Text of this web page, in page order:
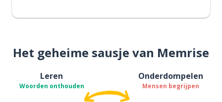
Het geheime sausje van Memrise
Leren
Woorden onthouden
Onderdompelen
Mensen begrijpen